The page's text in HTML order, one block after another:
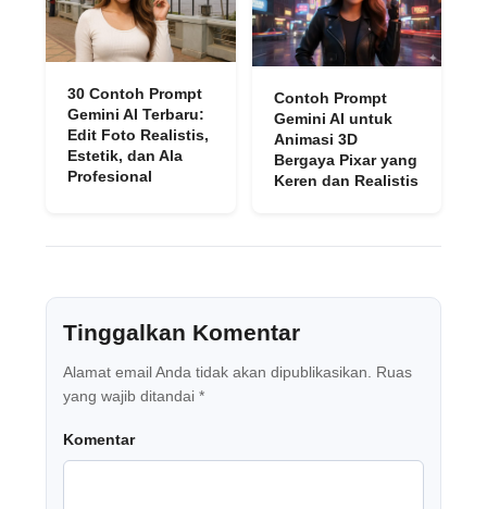
30 Contoh Prompt
Gemini AI Terbaru:
Edit Foto Realistis,
Estetik, dan Ala
Profesional
Contoh Prompt
Gemini AI untuk
Animasi 3D
Bergaya Pixar yang
Keren dan Realistis
Tinggalkan Komentar
Alamat email Anda tidak akan dipublikasikan.
Ruas
yang wajib ditandai *
Komentar